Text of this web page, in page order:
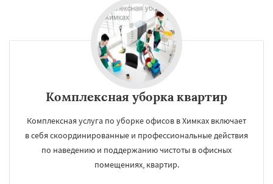
Комплексная уборка квартир
Комплексная услуга по уборке офисов в Химках включает
в себя скоординированные и профессиональные действия
по наведению и поддержанию чистоты в офисных
помещениях, квартир.